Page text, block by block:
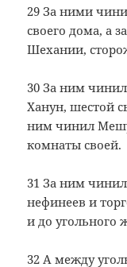
29 За ними
своего дома, а
Шехании,
30 За ним
Ханун, шестой
ним чинил
комнаты своей.
31 За ним
нефинеев и
и до угольного
32 А между